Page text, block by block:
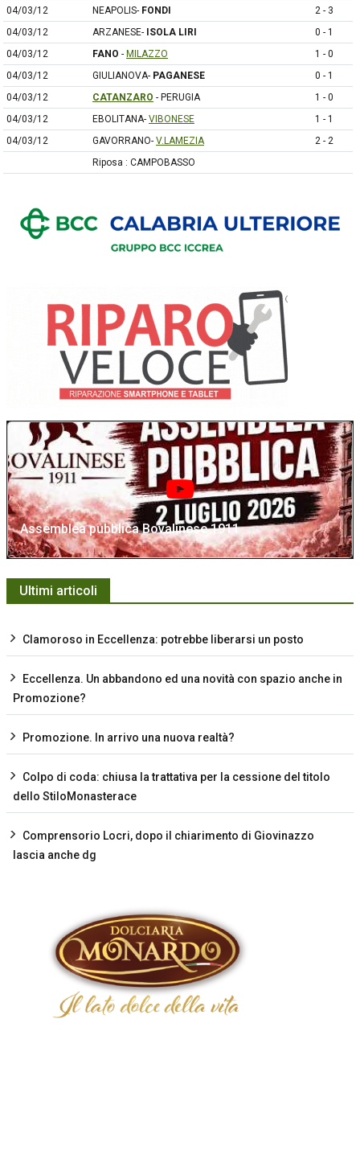
04/03/12
NEAPOLIS- FONDI
2 - 3
04/03/12
ARZANESE- ISOLA LIRI
0 - 1
04/03/12
FANO - MILAZZO
1 - 0
04/03/12
GIULIANOVA- PAGANESE
0 - 1
04/03/12
CATANZARO - PERUGIA
1 - 0
04/03/12
EBOLITANA- VIBONESE
1 - 1
04/03/12
GAVORRANO- V.LAMEZIA
2 - 2
Riposa : CAMPOBASSO
Assemblea pubblica Bovalinese 1911
Ultimi articoli
Clamoroso in Eccellenza: potrebbe liberarsi un posto
Eccellenza. Un abbandono ed una novità con spazio anche in
Promozione?
Promozione. In arrivo una nuova realtà?
Colpo di coda: chiusa la trattativa per la cessione del titolo
dello StiloMonasterace
Comprensorio Locri, dopo il chiarimento di Giovinazzo
lascia anche dg